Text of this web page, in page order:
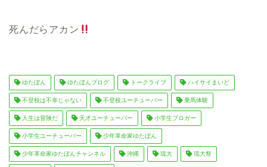
死んだらアカン
ゆたぼん ゆたぼんブログ トークライブ ハイサイまいど
不登校は不幸じゃない 不登校ユーチューバー 乗馬体験
人生は冒険だ 天才ユーチューバー 小学生ブロガー
小学生ユーチューバー 少年革命家ゆたぼん
少年革命家ゆたぼんチャンネル 沖縄 琉大 琉大祭